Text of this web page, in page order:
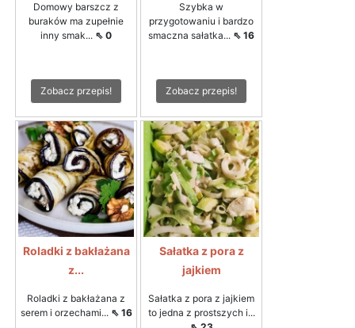
Domowy barszcz z
buraków ma zupełnie
inny smak... ⇖ 0
Zobacz przepis!
Szybka w
przygotowaniu i bardzo
smaczna sałatka... ⇖ 16
Zobacz przepis!
Roladki z bakłażana
z...
Roladki z bakłażana z
serem i orzechami... ⇖ 16
Sałatka z pora z
jajkiem
Sałatka z pora z jajkiem
to jedna z prostszych i...